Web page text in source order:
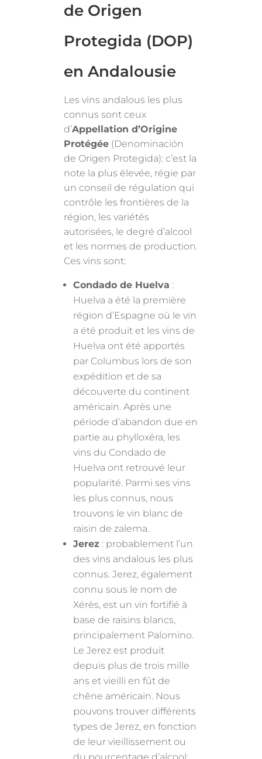
de Origen
Protegida (DOP)
en Andalousie
Les vins andalous les plus
connus sont ceux
d’Appellation d’Origine
Protégée (Denominación
de Origen Protegida): c’est la
note la plus élevée, régie par
un conseil de régulation qui
contrôle les frontières de la
région, les variétés
autorisées, le degré d’alcool
et les normes de production.
Ces vins sont:
Condado de Huelva :
Huelva a été la première
région d’Espagne où le vin
a été produit et les vins de
Huelva ont été apportés
par Columbus lors de son
expédition et de sa
découverte du continent
américain. Après une
période d’abandon due en
partie au phylloxéra, les
vins du Condado de
Huelva ont retrouvé leur
popularité. Parmi ses vins
les plus connus, nous
trouvons le vin blanc de
raisin de zalema.
Jerez : probablement l’un
des vins andalous les plus
connus. Jerez, également
connu sous le nom de
Xérès, est un vin fortifié à
base de raisins blancs,
principalement Palomino.
Le Jerez est produit
depuis plus de trois mille
ans et vieilli en fût de
chêne américain. Nous
pouvons trouver différents
types de Jerez, en fonction
de leur vieillissement ou
du pourcentage d’alcool: